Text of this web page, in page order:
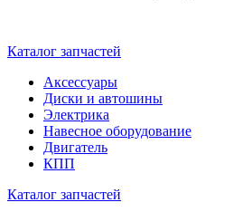
Каталог запчастей
Аксессуары
Диски и автошины
Электрика
Навесное оборудование
Двигатель
КПП
Каталог запчастей